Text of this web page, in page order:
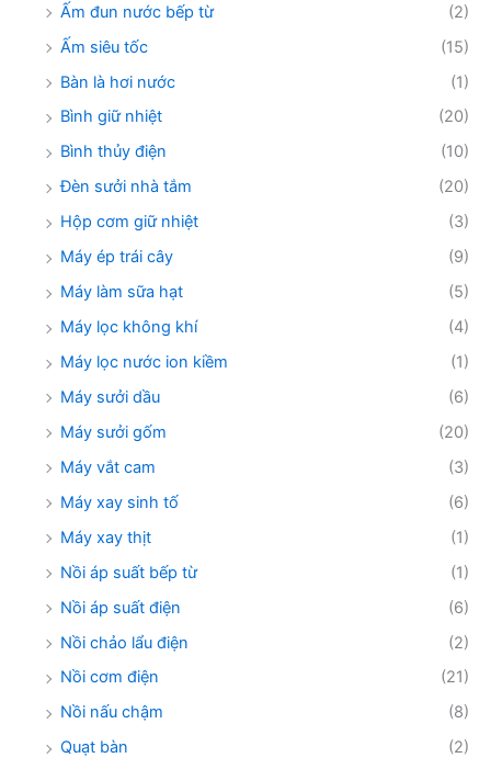
Ấm đun nước bếp từ
(2)
Ấm siêu tốc
(15)
Bàn là hơi nước
(1)
Bình giữ nhiệt
(20)
Bình thủy điện
(10)
Đèn sưởi nhà tắm
(20)
Hộp cơm giữ nhiệt
(3)
Máy ép trái cây
(9)
Máy làm sữa hạt
(5)
Máy lọc không khí
(4)
Máy lọc nước ion kiềm
(1)
Máy sưởi dầu
(6)
Máy sưởi gốm
(20)
Máy vắt cam
(3)
Máy xay sinh tố
(6)
Máy xay thịt
(1)
Nồi áp suất bếp từ
(1)
Nồi áp suất điện
(6)
Nồi chảo lẩu điện
(2)
Nồi cơm điện
(21)
Nồi nấu chậm
(8)
Quạt bàn
(2)